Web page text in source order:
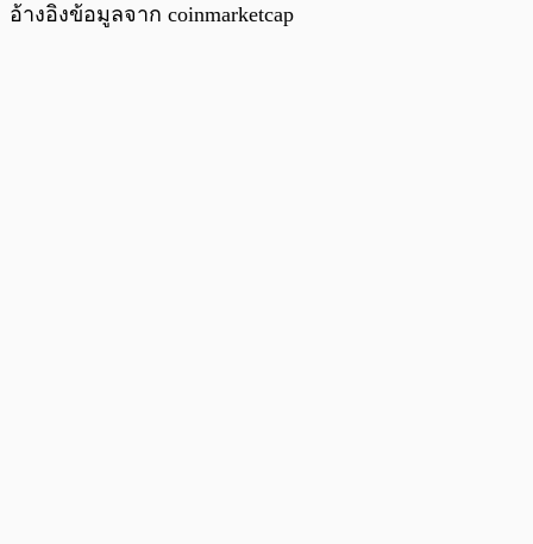
อ้างอิงข้อมูลจาก coinmarketcap